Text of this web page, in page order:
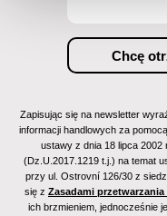
Zapisując się na newsletter
informacji handlowych za
ustawy z dnia 18 lipca 2002
(Dz.U.2017.1219 t.j.) na temat
przy ul. Ostrovní 126/30 z
się z Zasadami
ich brzmieniem, jednocześnie